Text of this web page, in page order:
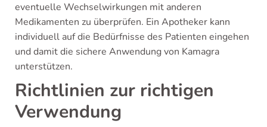
eventuelle Wechselwirkungen mit anderen
Medikamenten zu überprüfen. Ein Apotheker kann
individuell auf die Bedürfnisse des Patienten eingehen
und damit die sichere Anwendung von Kamagra
unterstützen.
Richtlinien zur richtigen
Verwendung